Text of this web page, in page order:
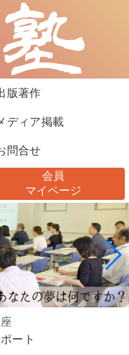
版著作
ディア掲載
問合せ
会員
マイページ
ート